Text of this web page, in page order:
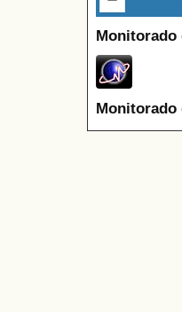
Monitorado
Monitorado